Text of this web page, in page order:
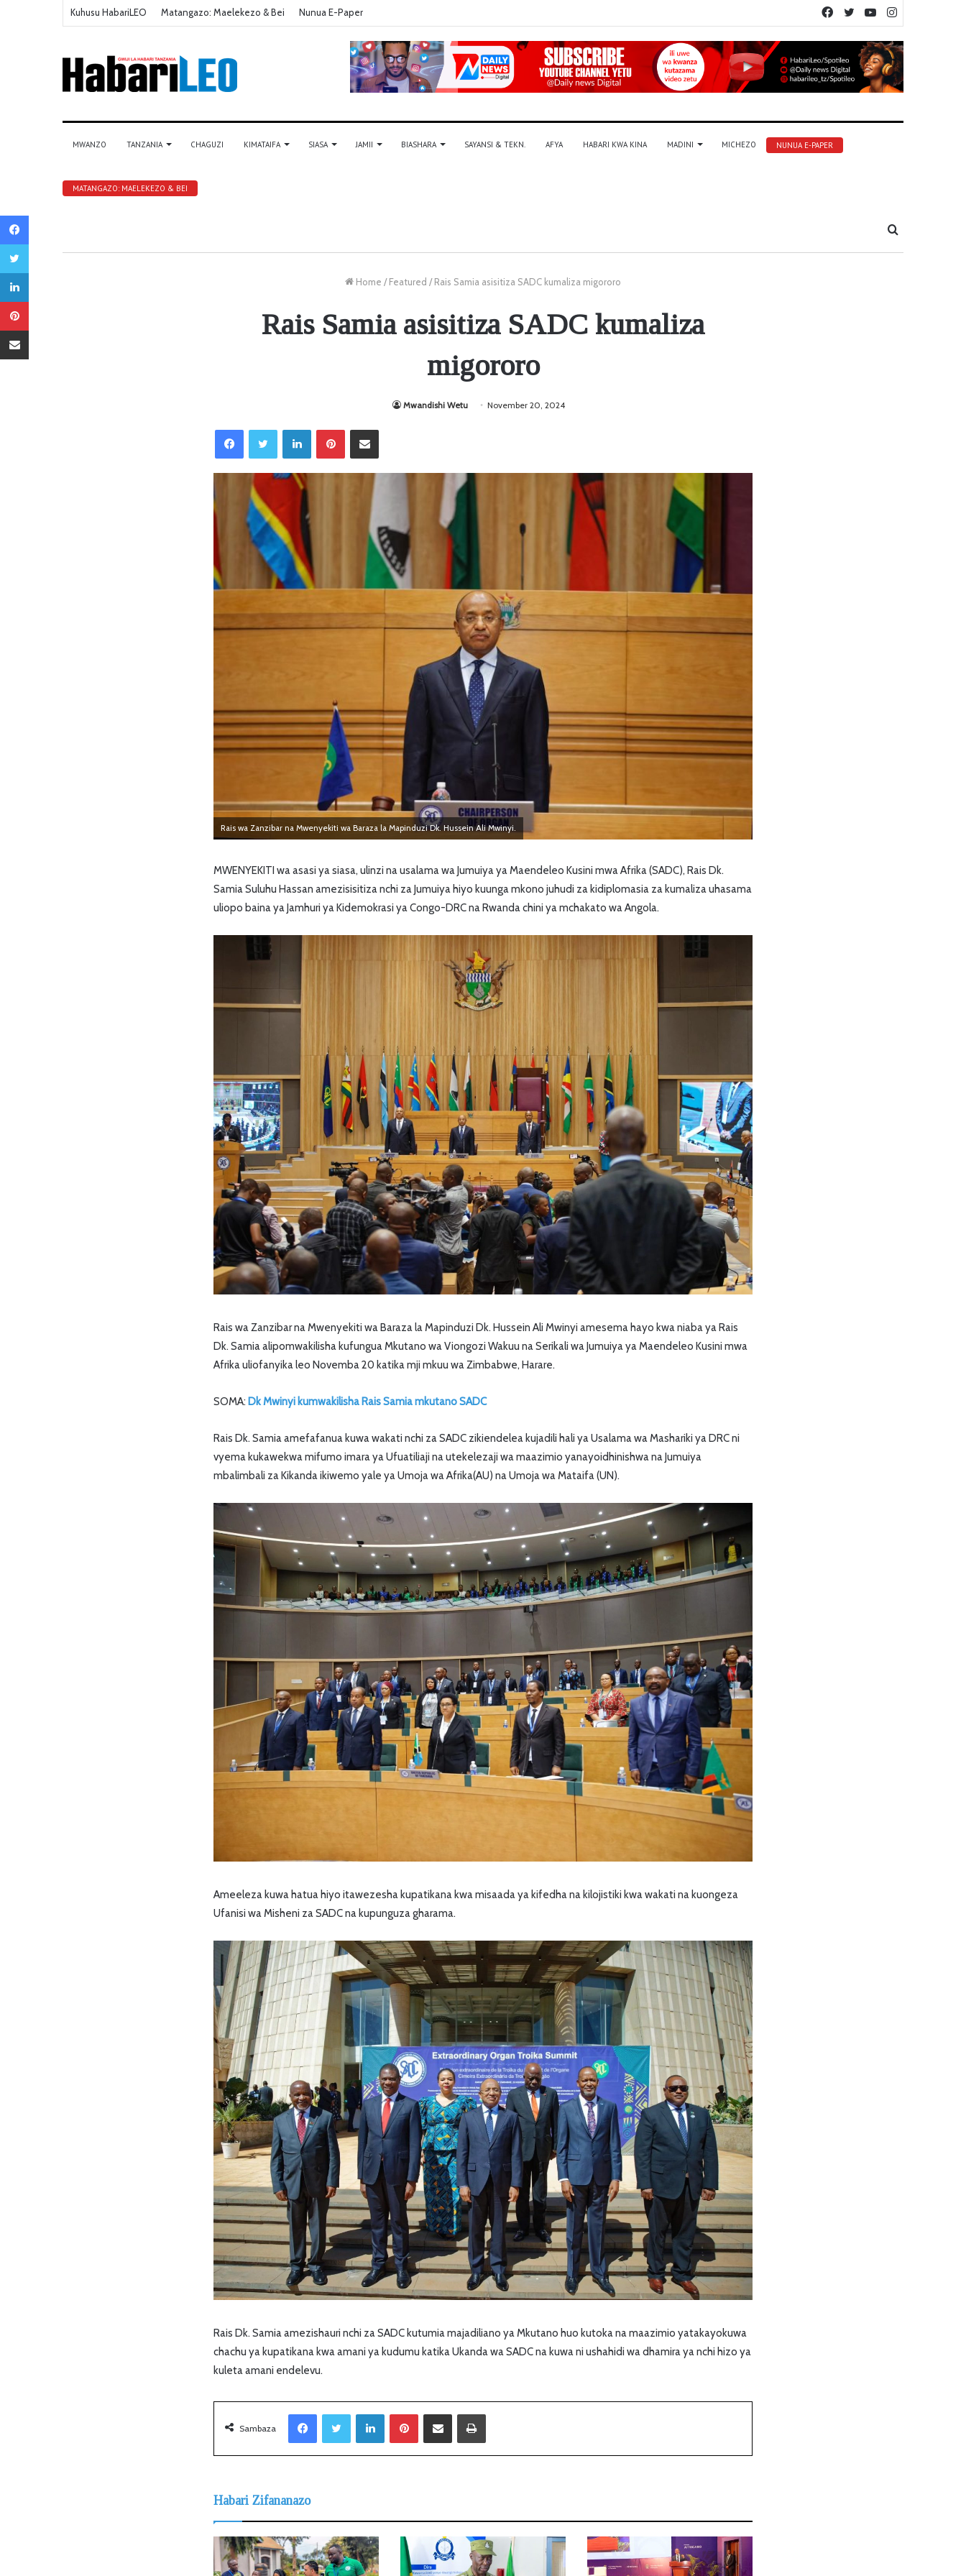
Kuhusu HabariLEO Matangazo: Maelekezo & Bei Nunua E-Paper YouTube
Twitter
Facebook
MWANZO TANZANIA CHAGUZI KIMATAIFA SIASA JAMII BIASHARA SAYANSI & TEKN. AFYA HABARI KWA KINA MADINI MICHEZO NUNUA E-PAPER
MATANGAZO: MAELEKEZO & BEI
Tafuta
Home / Featured / Rais Samia asisitiza SADC kumaliza migororo
Rais Samia asisitiza SADC kumaliza
migororo
Mwandishi Wetu November 20, 2024
LinkedIn
Rais wa Zanzibar na Mwenyekiti wa Baraza la Mapinduzi Dk. Hussein Ali Mwinyi.
MWENYEKITI wa asasi ya siasa, ulinzi na usalama wa Jumuiya ya Maendeleo Kusini mwa Afrika (SADC), Rais Dk.
Samia Suluhu Hassan amezisisitiza nchi za Jumuiya hiyo kuunga mkono juhudi za kidiplomasia za kumaliza uhasama
uliopo baina ya Jamhuri ya Kidemokrasi ya Congo-DRC na Rwanda chini ya mchakato wa Angola.
Rais wa Zanzibar na Mwenyekiti wa Baraza la Mapinduzi Dk. Hussein Ali Mwinyi amesema hayo kwa niaba ya Rais
Dk. Samia alipomwakilisha kufungua Mkutano wa Viongozi Wakuu na Serikali wa Jumuiya ya Maendeleo Kusini mwa
Afrika uliofanyika leo Novemba 20 katika mji mkuu wa Zimbabwe, Harare.
SOMA: Dk Mwinyi kumwakilisha Rais Samia mkutano SADC
Rais Dk. Samia amefafanua kuwa wakati nchi za SADC zikiendelea kujadili hali ya Usalama wa Mashariki ya DRC ni
vyema kukawekwa mifumo imara ya Ufuatiliaji na utekelezaji wa maazimio yanayoidhinishwa na Jumuiya
mbalimbali za Kikanda ikiwemo yale ya Umoja wa Afrika(AU) na Umoja wa Mataifa (UN).
Ameeleza kuwa hatua hiyo itawezesha kupatikana kwa misaada ya kifedha na kilojistiki kwa wakati na kuongeza
Ufanisi wa Misheni za SADC na kupunguza gharama.
Rais Dk. Samia amezishauri nchi za SADC kutumia majadiliano ya Mkutano huo kutoka na maazimio yatakayokuwa
chachu ya kupatikana kwa amani ya kudumu katika Ukanda wa SADC na kuwa ni ushahidi wa dhamira ya nchi hizo ya
kuleta amani endelevu.
Sambaza
LinkedIn Sambaza kupitia barua pepe
Habari Zifananazo